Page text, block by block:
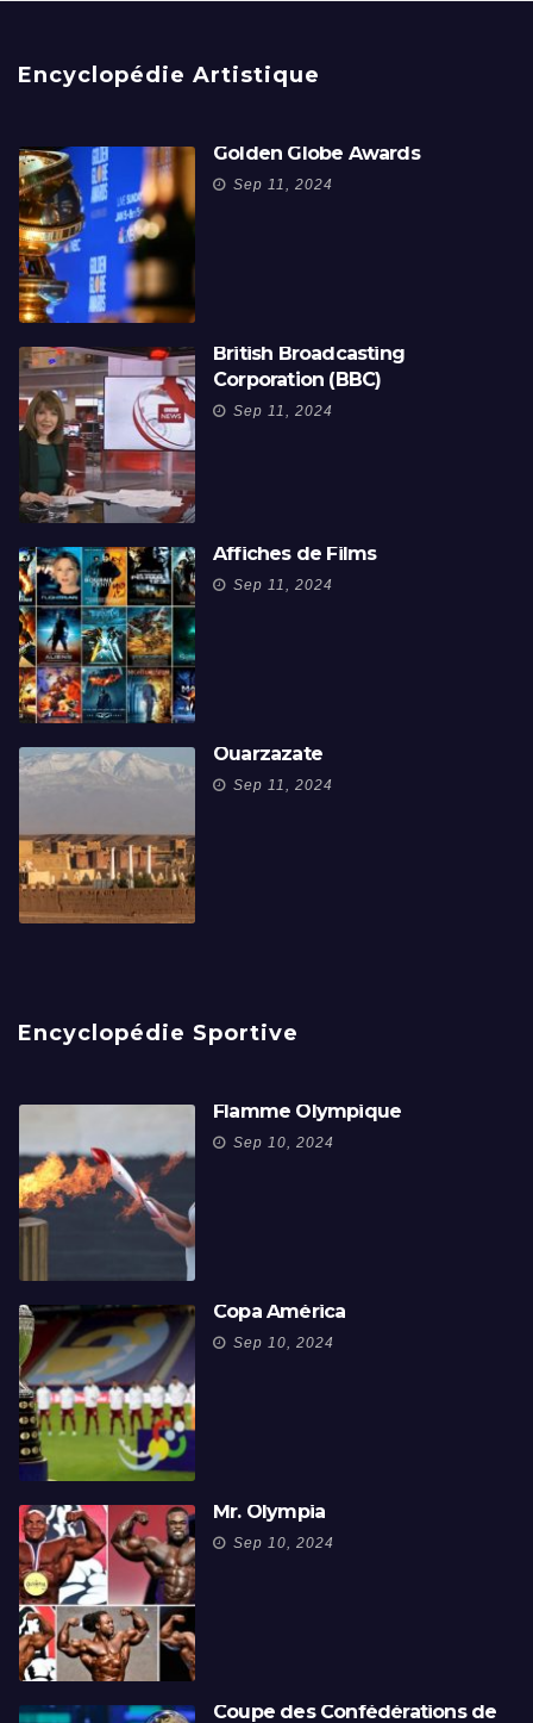
Encyclopédie Artistique
Golden Globe Awards
Sep 11, 2024
British Broadcasting
Corporation (BBC)
Sep 11, 2024
Affiches de Films
Sep 11, 2024
Ouarzazate
Sep 11, 2024
Encyclopédie Sportive
Flamme Olympique
Sep 10, 2024
Copa América
Sep 10, 2024
Mr. Olympia
Sep 10, 2024
Coupe des Confédérations de